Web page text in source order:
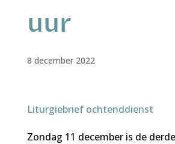
uur
8 december 2022
Liturgiebrief ochtenddienst
Zondag 11 december is de